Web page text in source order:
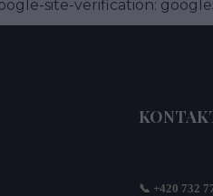
site-verification:
📞 +420 732